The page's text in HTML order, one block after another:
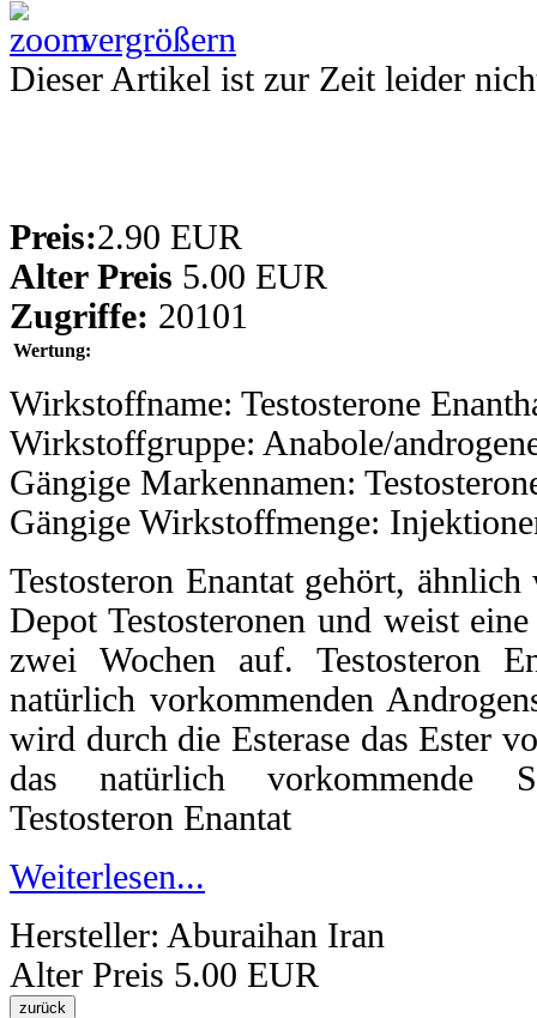
vergrößern
Dieser Artikel ist zur Zeit leider
Preis:2.90 EUR
Alter Preis 5.00 EUR
Zugriffe: 20101
Wertung:
Wirkstoffname: Testosterone
Wirkstoffgruppe: Anabole/
Gängige Markennamen:
Gängige Wirkstoffmenge:
Testosteron Enantat gehört,
Depot Testosteronen und weist
zwei Wochen auf. Testosteron
natürlich vorkommenden
wird durch die Esterase das Ester
das natürlich vorkommende
Testosteron Enantat
Weiterlesen...
Hersteller: Aburaihan Iran
Alter Preis 5.00 EUR